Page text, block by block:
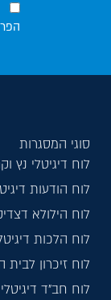
סוגי המסגרות
לוח דיגיטלי נץ
לוח הודעות
לוח הילולא
לוח הלכות
לוח זיכרון
לוח חב”ד דיגיטלי